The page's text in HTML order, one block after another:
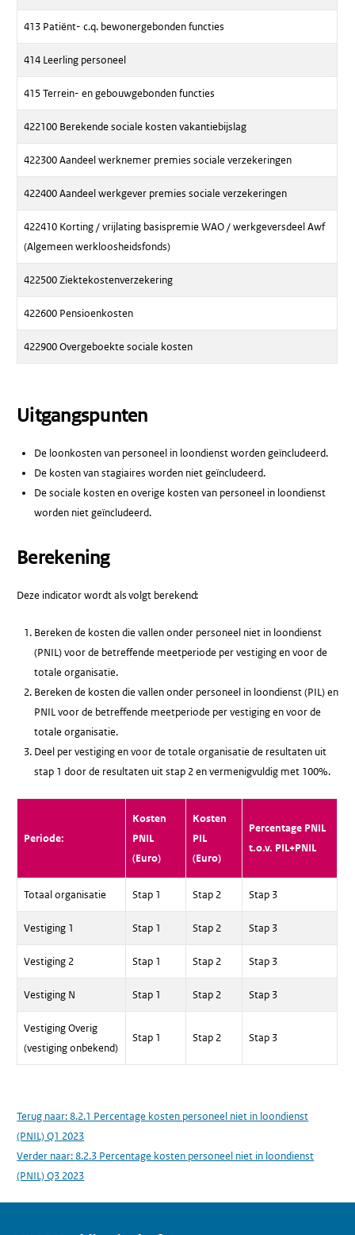
413 Patiënt- c.q. bewonergebonden functies
414 Leerling personeel
415 Terrein- en gebouwgebonden functies
422100 Berekende sociale kosten vakantiebijslag
422300 Aandeel werknemer premies sociale verzekeringen
422400 Aandeel werkgever premies sociale verzekeringen
422410 Korting / vrijlating basispremie WAO / werkgeversdeel Awf
(Algemeen werkloosheidsfonds)
422500 Ziektekostenverzekering
422600 Pensioenkosten
422900 Overgeboekte sociale kosten
Uitgangspunten
De loonkosten van personeel in loondienst worden geïncludeerd.
De kosten van stagiaires worden niet geïncludeerd.
De sociale kosten en overige kosten van personeel in loondienst
worden niet geïncludeerd.
Berekening
Deze indicator wordt als volgt berekend:
Bereken de kosten die vallen onder personeel niet in loondienst
(PNIL) voor de betreffende meetperiode per vestiging en voor de
totale organisatie.
Bereken de kosten die vallen onder personeel in loondienst (PIL) en
PNIL voor de betreffende meetperiode per vestiging en voor de
totale organisatie.
Deel per vestiging en voor de totale organisatie de resultaten uit
stap 1 door de resultaten uit stap 2 en vermenigvuldig met 100%.
Periode:
Kosten
PNIL
(Euro)
Kosten
PIL
(Euro)
Percentage PNIL
t.o.v. PIL+PNIL
Totaal organisatie Stap 1 Stap 2 Stap 3
Vestiging 1 Stap 1 Stap 2 Stap 3
Vestiging 2 Stap 1 Stap 2 Stap 3
Vestiging N Stap 1 Stap 2 Stap 3
Vestiging Overig
(vestiging onbekend)
Stap 1 Stap 2 Stap 3
Terug naar:8.2.1 Percentage kosten personeel niet in loondienst
(PNIL) Q1 2023
Verder naar:8.2.3 Percentage kosten personeel niet in loondienst
(PNIL) Q3 2023